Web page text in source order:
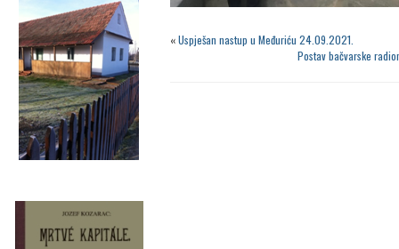
«Uspješan nastup u Međuriću 24.09.2021.
Postav bačvarske